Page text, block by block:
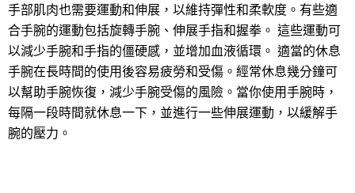
手部肌肉也需要運動和伸展，以維持彈性和柔軟度。有些適
合手腕的運動包括旋轉手腕、伸展手指和握拳。 這些運動可
以減少手腕和手指的僵硬感，並增加血液循環。 適當的休息
手腕在長時間的使用後容易疲勞和受傷。經常休息幾分鐘可
以幫助手腕恢復，減少手腕受傷的風險。當你使用手腕時，
每隔一段時間就休息一下，並進行一些伸展運動，以緩解手
腕的壓力。